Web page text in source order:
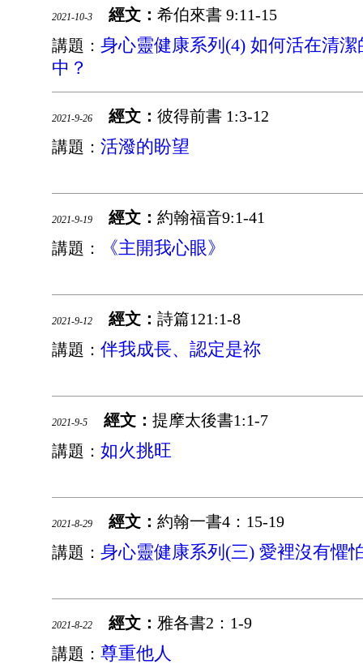
2021-10-3 經文： 希伯來書 9:11-15
講題： 身心靈健康系列(4) 如何活在清潔
中？
2021-9-26 經文： 彼得前書 1:3-12
講題： 活潑的盼望
2021-9-19 經文： 約翰福音9:1-41
講題：
《主開我心眼》
2021-9-12 經文： 詩篇121:1-8
講題： 伴我成長、認定是祢
2021-9-5 經文： 提摩太後書1:1-7
講題： 如火挑旺
2021-8-29 經文： 約翰一書4：15-19
講題： 身心靈健康系列(三) 愛裡沒有懼
2021-8-22 經文： 雅各書2：1-9
講題： 尊重他人